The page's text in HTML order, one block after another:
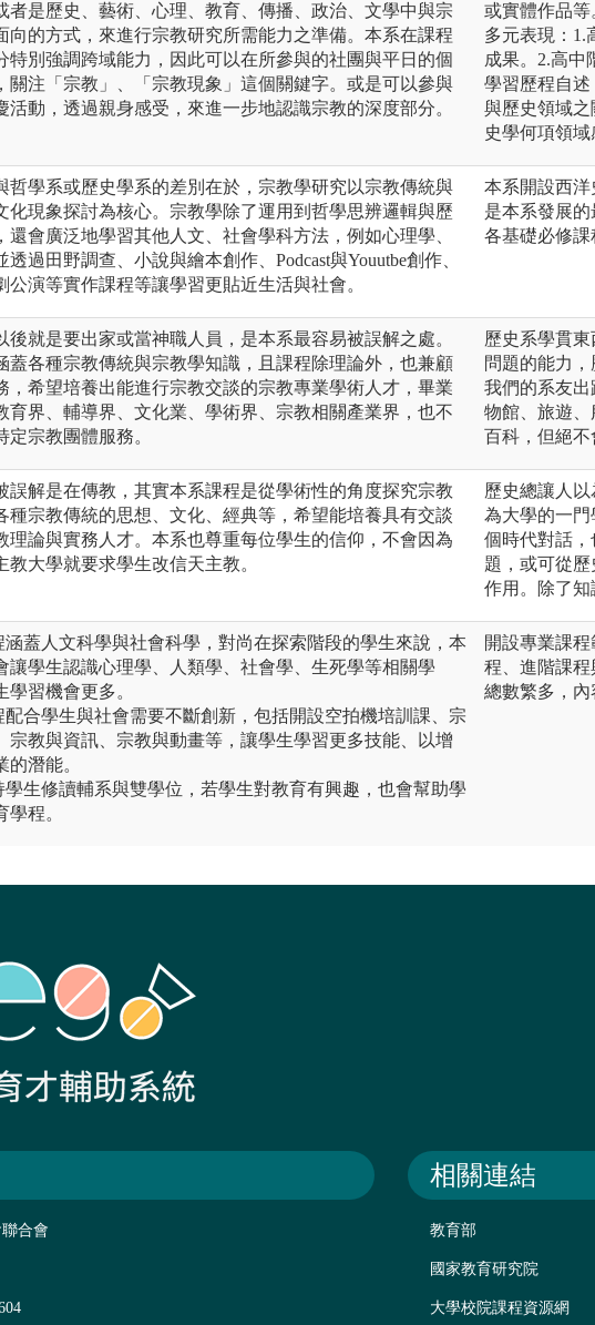
者是歷史、藝術、心理、教育、傳播、政治、文學中與宗
向的方式，來進行宗教研究所需能力之準備。本系在課程
特別強調跨域能力，因此可以在所參與的社團與平日的個
關注「宗教」、「宗教現象」這個關鍵字。或是可以參與
活動，透過親身感受，來進一步地認識宗教的深度部分。
或實體作品等
多元表現：1.
成果。2.高中
學習歷程自述
與歷史領域
史學何項領域
哲學系或歷史學系的差別在於，宗教學研究以宗教傳統與
化現象探討為核心。宗教學除了運用到哲學思辨邏輯與歷
還會廣泛地學習其他人文、社會學科方法，例如心理學、
透過田野調查、小說與繪本創作、Podcast與Youutbe創作、
公演等實作課程等讓學習更貼近生活與社會。
本系開設西
是本系發展的
各基礎必修課
後就是要出家或當神職人員，是本系最容易被誤解之處。
蓋各種宗教傳統與宗教學知識，且課程除理論外，也兼顧
，希望培養出能進行宗教交談的宗教專業學術人才，畢業
育界、輔導界、文化業、學術界、宗教相關產業界，也不
定宗教團體服務。
歷史系學貫
問題的能力
我們的系友
物館、旅遊
百科，但絕不
誤解是在傳教，其實本系課程是從學術性的角度探究宗教
種宗教傳統的思想、文化、經典等，希望能培養具有交談
理論與實務人才。本系也尊重每位學生的信仰，不會因為
教大學就要求學生改信天主教。
歷史總讓人
為大學的一
個時代對話
題，或可從
作用。除了知
涵蓋人文科學與社會科學，對尚在探索階段的學生來說，本
讓學生認識心理學、人類學、社會學、生死學等相關學
學習機會更多。
配合學生與社會需要不斷創新，包括開設空拍機培訓課、宗
宗教與資訊、宗教與動畫等，讓學生學習更多技能、以增
的潛能。
學生修讀輔系與雙學位，若學生對教育有興趣，也會幫助學
學程。
開設專業課
程、進階課
總數繁多，內
合會
相關連結
教育部
國家教育研究院
大學校院課程資源網